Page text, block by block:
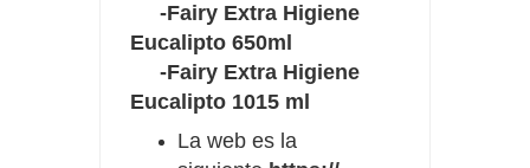
-Fairy Extra Higiene
Eucalipto 650ml
-Fairy Extra Higiene
Eucalipto 1015 ml
La web es la